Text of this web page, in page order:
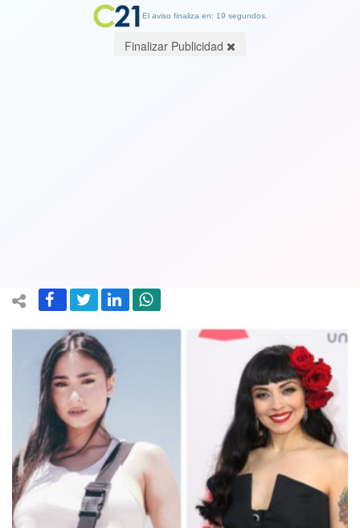
El aviso finaliza en: 19 segundos.
Finalizar Publicidad